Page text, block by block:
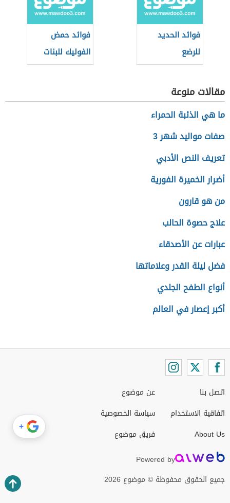
فوائد الحديد
للرضع
فوائد حمض
الفوليك للبنات
مقالات منوعة
ما هي الذئبة الحمراء
صفات مواليد شهر 3
تعريف النص الأدبي
أضرار الخميرة الفورية
من هو قارون
علاج حصوة الحالب
عبارات عن الأصدقاء
فضل ليلة القدر وعلاماتها
أنواع الطفح الجلدي
أكبر إعصار في العالم
اتصل بنا
اتفاقية الاستخدام
About Us
عن موضوع
سياسة الخصوصية
فريق موضوع
Powered by
جميع الحقوق محفوظة © موضوع 2026
+